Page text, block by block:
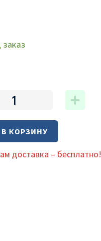
КОРЗИНУ
доставка – бесплатно!